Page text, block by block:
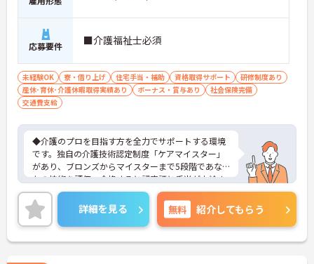
応募要件 ■介護福祉士必須
未経験OK 寮・借り上げ 住宅手当・補助 資格取得サポート
研修制度あり
産休･育休･介護休暇取得実績あり
ボーナス・賞与あり
社会保険完備
交通費支給
◆介護のプロを目指す方を全力でサポートする環境
です。独自の介護技術認定制度「ケアマイスター」
があり、ブロンズからマイスターまで5段階であな
たの技術を評価。合格すると認定証と手当が支給さ
れます。
◆スタッフ同士の繋がりを大切にするため「サンク
スバッジ」という素敵な制度を導入しています。ス
マホやパソコンから、部署や施設を超えた仲間に
「ありがとう」のバッジを送り合う仕組みで、毎月
詳細を見る 無料 紹介してもらう